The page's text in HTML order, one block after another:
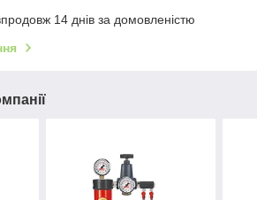
14 днів за домовленістю